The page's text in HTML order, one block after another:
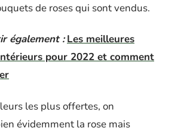
de roses qui sont vendus.
également : Les meilleures
pour 2022 et comment
les plus offertes, on
évidemment la rose mais